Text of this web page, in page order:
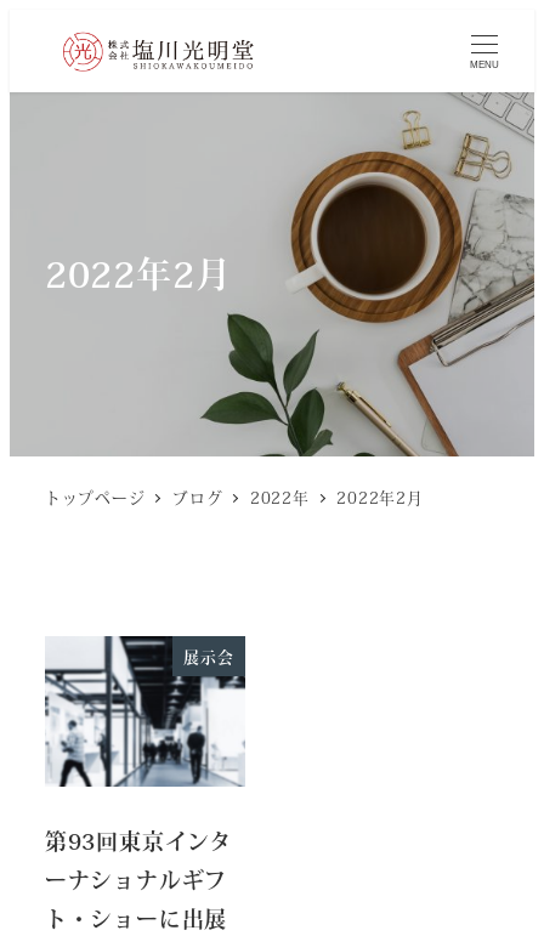
MENU
2022年2月
トップページ ブログ 2022年 2022年2月
展示会
第93回東京インタ
ーナショナルギフ
ト・ショーに出展